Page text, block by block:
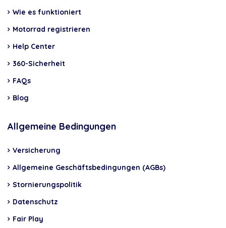
Wie es funktioniert
Motorrad registrieren
Help Center
360-Sicherheit
FAQs
Blog
Allgemeine Bedingungen
Versicherung
Allgemeine Geschäftsbedingungen (AGBs)
Stornierungspolitik
Datenschutz
Fair Play